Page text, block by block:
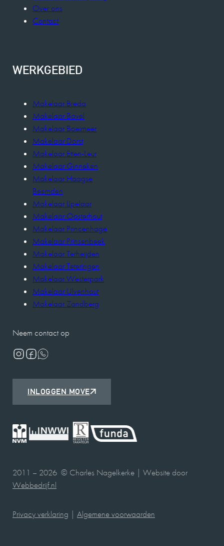
Over ons
Contact
WERKGEBIED
Makelaar Breda
Makelaar Bavel
Makelaar Boeimeer
Makelaar Dorst
Makelaar Etten-Leur
Makelaar Ginneken
Makelaar Haagse
Beemden
Makelaar IJpelaar
Makelaar Oosterhout
Makelaar Princenhage
Makelaar Prinsenbeek
Makelaar Terheijden
Makelaar Teteringen
Makelaar Westerpark
Makelaar Ulvenhout
Makelaar Zandberg
Neem contact op
INLOGGEN MOVE
2011 – 2026 © Charles Nagelkerke | Website door
Webbedrijf.nl
Privacy verklaring Algemene voorwaarden